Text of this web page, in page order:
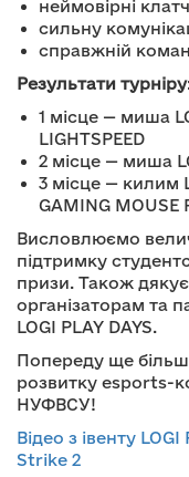
неймовірні
сильну
справжній
Результати турніру
1 місце — миша
LIGHTSPEED
2 місце — миша
3 місце — килим
GAMING MOUSE
Висловлюємо
підтримку
призи. Також
організаторам та
LOGI PLAY DAYS.
Попереду ще
розвитку esports-
НУФВСУ!
Відео з івенту
Strike 2